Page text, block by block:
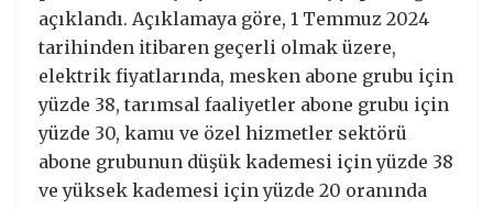
açıklandı. Açıklamaya göre, 1 Temmuz 2024
tarihinden itibaren geçerli olmak üzere,
elektrik fiyatlarında, mesken abone grubu için
yüzde 38, tarımsal faaliyetler abone grubu için
yüzde 30, kamu ve özel hizmetler sektörü
abone grubunun düşük kademesi için yüzde 38
ve yüksek kademesi için yüzde 20 oranında